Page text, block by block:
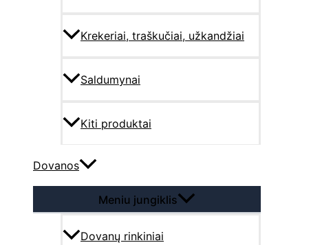
Krekeriai, traškučiai, užkandžiai
Saldumynai
Kiti produktai
Dovanos
Meniu jungiklis
Dovanų rinkiniai